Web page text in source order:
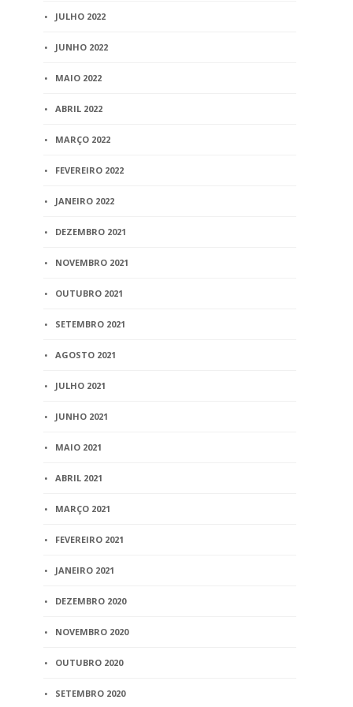
JULHO 2022
JUNHO 2022
MAIO 2022
ABRIL 2022
MARÇO 2022
FEVEREIRO 2022
JANEIRO 2022
DEZEMBRO 2021
NOVEMBRO 2021
OUTUBRO 2021
SETEMBRO 2021
AGOSTO 2021
JULHO 2021
JUNHO 2021
MAIO 2021
ABRIL 2021
MARÇO 2021
FEVEREIRO 2021
JANEIRO 2021
DEZEMBRO 2020
NOVEMBRO 2020
OUTUBRO 2020
SETEMBRO 2020